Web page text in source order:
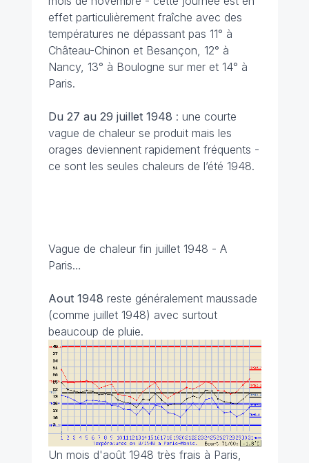
effet particulièrement fraîche avec des
températures ne dépassant pas 11° à
Château-Chinon et Besançon, 12° à
Nancy, 13° à Boulogne sur mer et 14° à
Paris.
Du 27 au 29 juillet 1948 : une courte
vague de chaleur se produit mais les
orages deviennent rapidement fréquents -
ce sont les seules chaleurs de l’été 1948.
Vague de chaleur fin juillet 1948 - A
Paris…
Aout 1948 reste généralement maussade
(comme juillet 1948) avec surtout
beaucoup de pluie.
Un mois d'août 1948 très frais à Paris,